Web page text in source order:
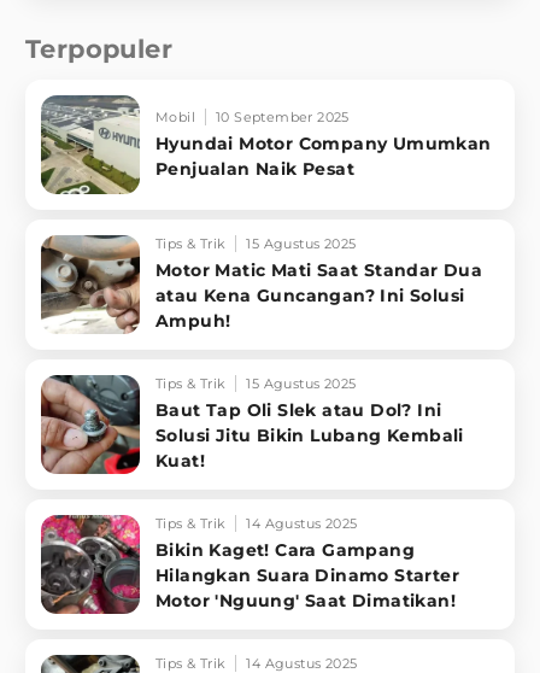
Terpopuler
Mobil 10 September 2025
Hyundai Motor Company Umumkan
Penjualan Naik Pesat
Tips & Trik 15 Agustus 2025
Motor Matic Mati Saat Standar Dua
atau Kena Guncangan? Ini Solusi
Ampuh!
Tips & Trik 15 Agustus 2025
Baut Tap Oli Slek atau Dol? Ini
Solusi Jitu Bikin Lubang Kembali
Kuat!
Tips & Trik 14 Agustus 2025
Bikin Kaget! Cara Gampang
Hilangkan Suara Dinamo Starter
Motor 'Nguung' Saat Dimatikan!
Tips & Trik 14 Agustus 2025